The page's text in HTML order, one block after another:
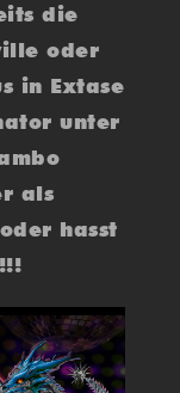
die
oder
in Extase
unter
als
hasst